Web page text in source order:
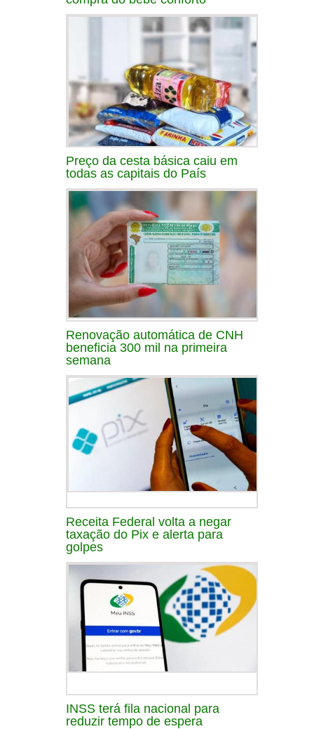
Preço da cesta básica caiu em
todas as capitais do País
Renovação automática de CNH
beneficia 300 mil na primeira
semana
Receita Federal volta a negar
taxação do Pix e alerta para
golpes
INSS terá fila nacional para
reduzir tempo de espera